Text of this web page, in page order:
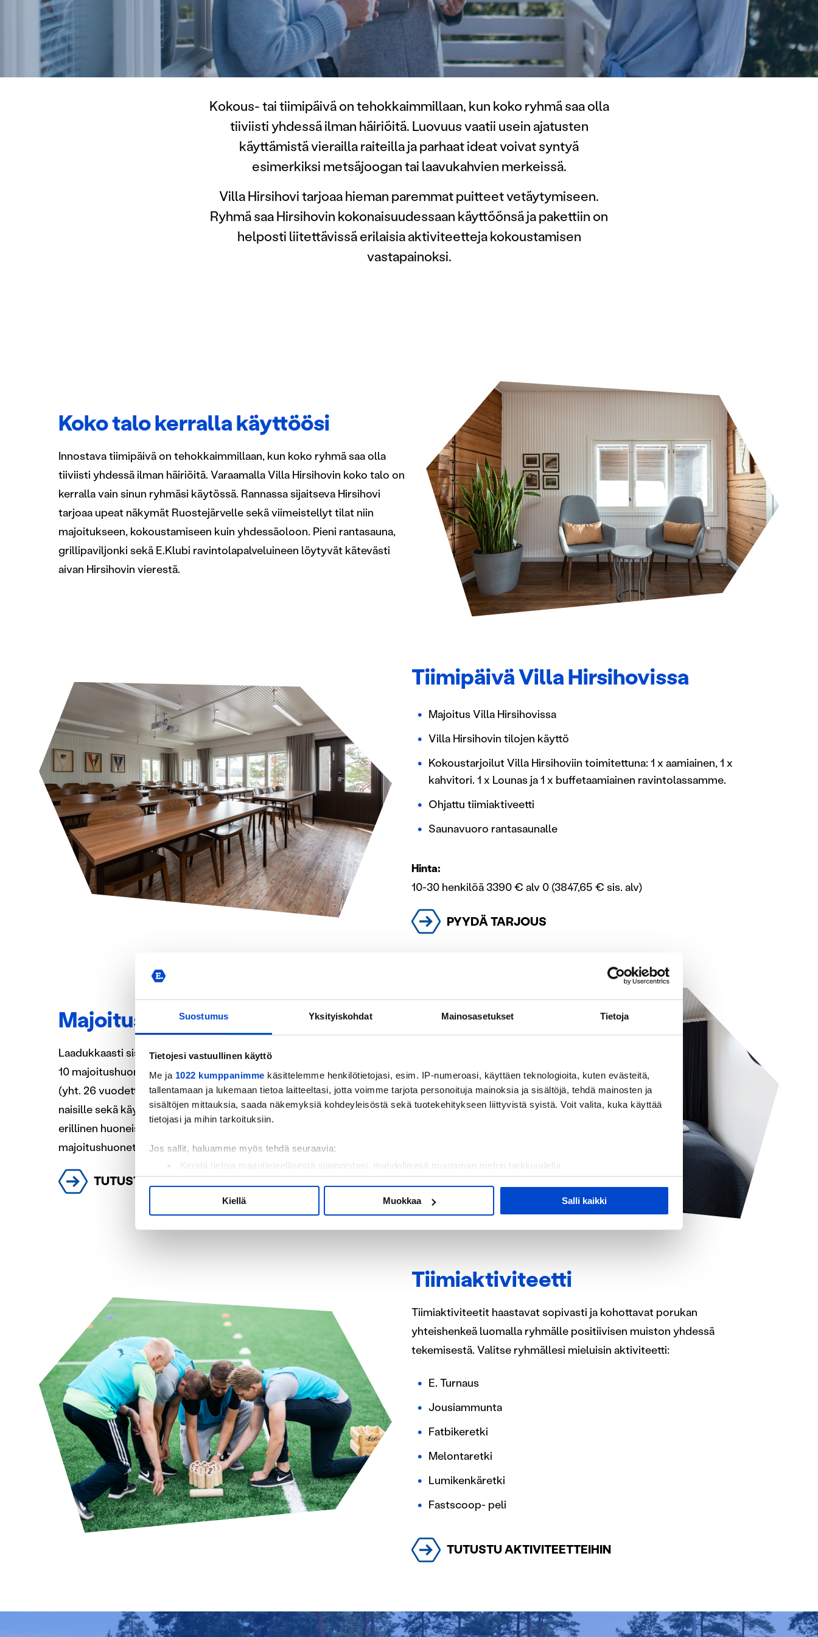
Suostumus Yksityiskohdat Mainosasetukset Tietoja
Tietojesi vastuullinen käyttö
Me ja 1022 kumppanimme käsittelemme henkilötietojasi, esim. IP-numeroasi, käyttäen teknologioita, kuten evästeitä,
tallentamaan ja lukemaan tietoa laitteeltasi, jotta voimme tarjota personoituja mainoksia ja sisältöjä, tehdä mainosten ja
sisältöjen mittauksia, saada näkemyksiä kohdeyleisöstä sekä tuotekehitykseen liittyvistä syistä. Voit valita, kuka käyttää
tietojasi ja mihin tarkoituksiin.
Jos sallit, haluamme myös tehdä seuraavia:
Kerätä tietoja maantieteellisestä sijainnistasi, mahdollisesti muutaman metrin tarkkuudella
Tunnistaa laitteesi skannaamalla sen ominaispiirteitä aktiivisesti (sormenjäljen muodostaminen)
Lue lisää siitä, miten henkilötietojasi käsitellään ja miten voit määrittää asetuksesi
. Voit muuttaa
suostumustasi tai peruuttaa sen milloin vain evästeilmoituksessa.
kumppaneillemme tietoja siitä, miten käytät sivustoamme. Kumppanimme voivat yhdistää näitä tietoja muihin tietoihin, joita
olet antanut heille tai joita on kerätty, kun olet käyttänyt heidän palvelujaan.
Kiellä Muokkaa Salli kaikki
Kokous- tai tiimipäivä on tehokkaimmillaan, kun koko ryhmä saa olla
tiiviisti yhdessä ilman häiriöitä. Luovuus vaatii usein ajatusten
käyttämistä vierailla raiteilla ja parhaat ideat voivat syntyä
esimerkiksi metsäjoogan tai laavukahvien merkeissä.
Villa Hirsihovi tarjoaa hieman paremmat puitteet vetäytymiseen.
Ryhmä saa Hirsihovin kokonaisuudessaan käyttöönsä ja pakettiin on
helposti liitettävissä erilaisia aktiviteetteja kokoustamisen
vastapainoksi.
Koko talo kerralla käyttöösi
Innostava tiimipäivä on tehokkaimmillaan, kun koko ryhmä saa olla
tiiviisti yhdessä ilman häiriöitä. Varaamalla Villa Hirsihovin koko talo on
kerralla vain sinun ryhmäsi käytössä. Rannassa sijaitseva Hirsihovi
tarjoaa upeat näkymät Ruostejärvelle sekä viimeistellyt tilat niin
majoitukseen, kokoustamiseen kuin yhdessäoloon. Pieni rantasauna,
grillipaviljonki sekä E.Klubi ravintolapalveluineen löytyvät kätevästi
aivan Hirsihovin vierestä.
Tiimipäivä Villa Hirsihovissa
Majoitus Villa Hirsihovissa
Villa Hirsihovin tilojen käyttö
Kokoustarjoilut Villa Hirsihoviin toimitettuna: 1 x aamiainen, 1 x
kahvitori. 1 x Lounas ja 1 x buffetaamiainen ravintolassamme.
Ohjattu tiimiaktiveetti
Saunavuoro rantasaunalle
Hinta:
10-30 henkilöä 3390 € alv 0 (3847,65 € sis. alv)
PYYDÄ TARJOUS
Majoitus ja tilat
Laadukkaasti sisustetussa 50-luvun henkeä vaalivassa hirsitalossa on
10 majoitushuonetta mukavilla 100cm leveillä vuoteilla varustettuina
(yht. 26 vuodetta). Talosta löytyy omat tilavat suihkutilat miehille ja
naisille sekä käytäviltä useita WC-tiloja. Lisää majoitustilaa tuo
erillinen huoneisto, valmentajakerho, jossa on 4 yhden hengen
majoitushuonetta sekä oma suihku ja wc.
TUTUSTU VILLA HIRSIHOVIN TILOIHIN
Tiimiaktiviteetti
Tiimiaktiviteetit haastavat sopivasti ja kohottavat porukan
yhteishenkeä luomalla ryhmälle positiivisen muiston yhdessä
tekemisestä. Valitse ryhmällesi mieluisin aktiviteetti:
E. Turnaus
Jousiammunta
Fatbikeretki
Melontaretki
Lumikenkäretki
Fastscoop- peli
TUTUSTU AKTIVITEETTEIHIN